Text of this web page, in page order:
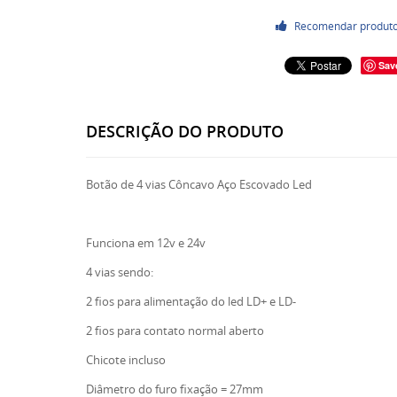
Recomendar
DESCRIÇÃO DO PRODUTO
Botão de 4 vias Côncavo Aço Escovado Led
Funciona em 12v e 24v
4 vias sendo:
2 fios para alimentação do led LD+ e LD-
2 fios para contato normal aberto
Chicote incluso
Diâmetro do furo fixação = 27mm